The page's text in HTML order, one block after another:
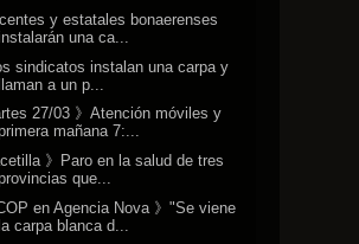
y estatales bonaerenses
instalarán una ca...
sindicatos instalan una carpa y
llaman a un p...
27/03 》Atención móviles y
mañana 7:...
》Paro en la salud de tres
que...
en Agencia Nova 》"Se viene
la carpa blanca d...